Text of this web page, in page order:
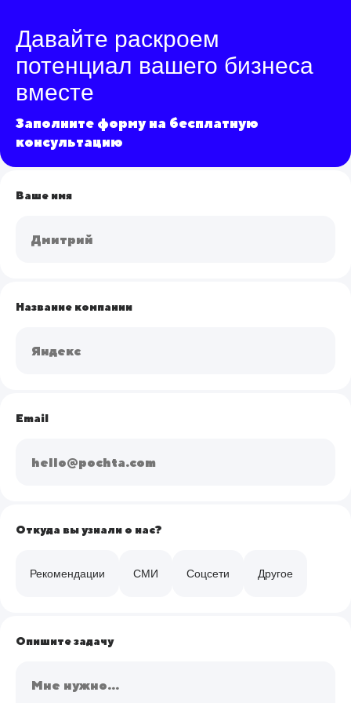
Давайте раскроем
потенциал вашего бизнеса
вместе
Заполните форму на бесплатную
консультацию
Ваше имя
Название компании
Email
Откуда вы узнали о нас?
Рекомендации СМИ Соцсети Другое
Опишите задачу